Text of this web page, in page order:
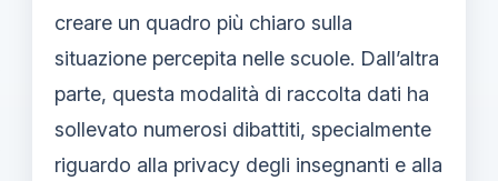
creare un quadro più chiaro sulla
situazione percepita nelle scuole. Dall’altra
parte, questa modalità di raccolta dati ha
sollevato numerosi dibattiti, specialmente
riguardo alla privacy degli insegnanti e alla